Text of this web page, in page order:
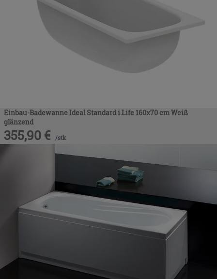
Einbau-Badewanne Ideal Standard i.Life 160x70 cm Weiß
glänzend
355,90 € /stk